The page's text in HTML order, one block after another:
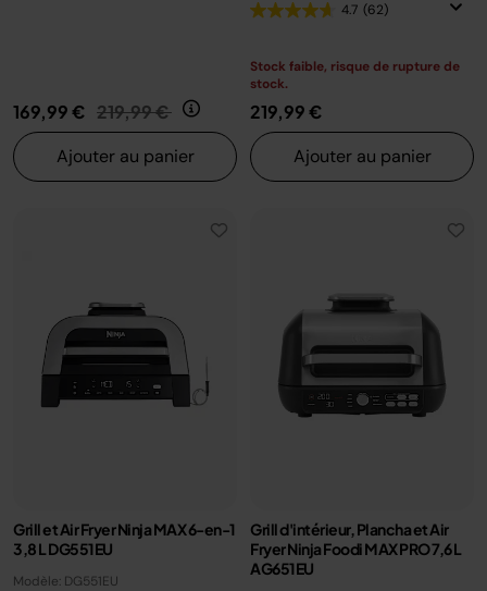
169,99 € Prix réduit de
219,99 € au
Ajouter au panier
4.7 (62)
Stock faible, risque de rupture de
stock.
219,99 €
Ajouter au panier
Grill et Air Fryer Ninja MAX 6-en-1
3,8 L DG551EU
Modèle: DG551EU
Grill d'intérieur, Plancha et Air
Fryer Ninja Foodi MAX PRO 7,6 L
AG651EU